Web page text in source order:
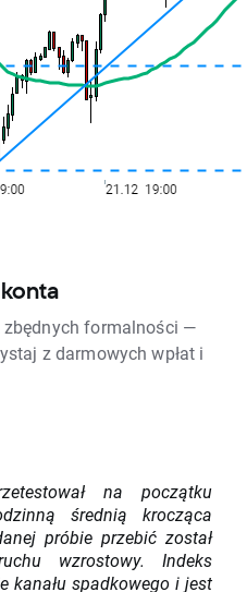
zbędnych formalności —
z darmowych wpłat i
na początku
średnią krocząca
próbie przebić został
wzrostowy. Indeks
kanału spadkowego i jest